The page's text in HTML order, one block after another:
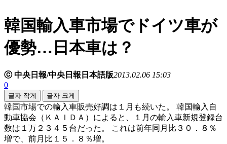
韓国輸入車市場でドイツ車が
優勢…日本車は？
ⓒ 中央日報/中央日報日本語版2013.02.06 15:03
0
글자 작게 글자 크게
韓国市場での輸入車販売好調は１月も続いた。 韓国輸入自
動車協会（ＫＡＩＤＡ）によると、１月の輸入車新規登録台
数は１万２３４５台だった。 これは前年同月比３０．８％
増で、前月比１５．８％増。